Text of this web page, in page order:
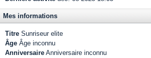
Mes informations
Titre Sunriseur elite
Âge Âge inconnu
Anniversaire Anniversaire inconnu